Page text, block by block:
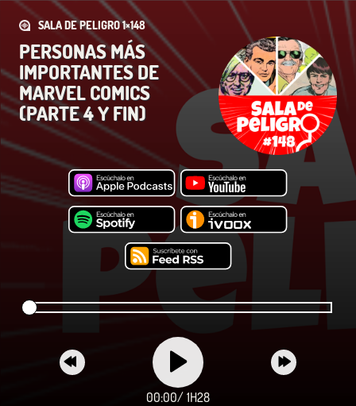
SALA DE PELIGRO 1×148
PERSONAS MÁS
IMPORTANTES DE
MARVEL COMICS
(PARTE 4 Y FIN)
00:00/ 1H28